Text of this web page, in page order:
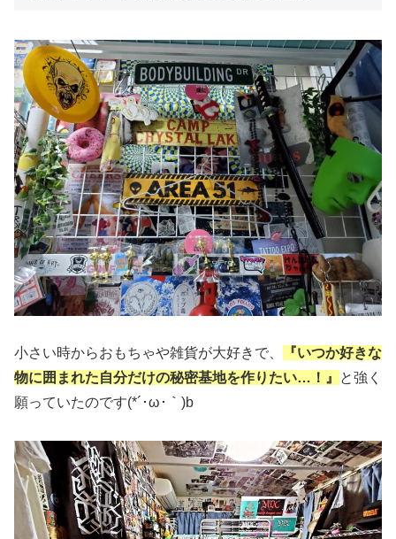
小さい時からおもちゃや雑貨が大好きで、
『いつか好きな
物に囲まれた自分だけの秘密基地を作りたい…！』
と強く
願っていたのです(*´･ω･｀)b